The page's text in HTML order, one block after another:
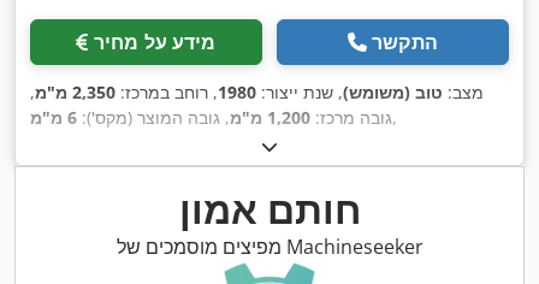
מידע על מחיר התקשר
מצב: טוב (משומש), שנת ייצור: 1980, רוחב במרכז: 2,350 מ"מ
,
גובה מרכז: 1,200 מ"מ , גובה המוצר (מקס'): 6 מ"מ ,
חותם אמון
מפיצים מוסמכים של Machineseeker